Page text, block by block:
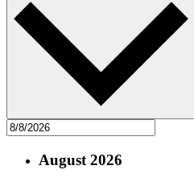
August 2026